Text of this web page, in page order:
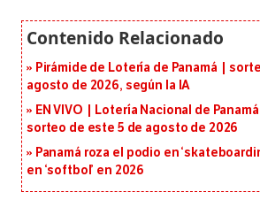
Pirámide de Lotería de Panamá |
agosto de 2026, según la IA
EN VIVO | Lotería Nacional de
sorteo de este 5 de agosto de 2026
Panamá roza el podio en
en ‘softbol’ en 2026